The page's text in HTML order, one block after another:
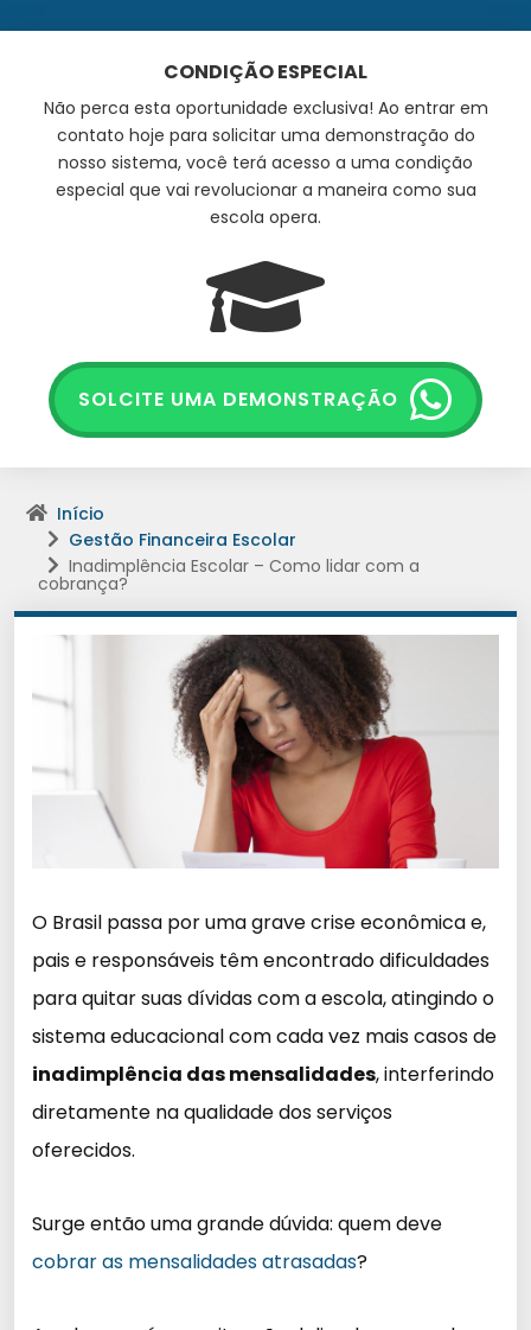
CONDIÇÃO ESPECIAL
Não perca esta oportunidade exclusiva! Ao entrar em
contato hoje para solicitar uma demonstração do
nosso sistema, você terá acesso a uma condição
especial que vai revolucionar a maneira como sua
escola opera.
SOLCITE UMA DEMONSTRAÇÃO
Início
Gestão Financeira Escolar
Inadimplência Escolar – Como lidar com a
cobrança?
O Brasil passa por uma grave crise econômica e,
pais e responsáveis têm encontrado dificuldades
para quitar suas dívidas com a escola, atingindo o
sistema educacional com cada vez mais casos de
inadimplência das mensalidades, interferindo
diretamente na qualidade dos serviços
oferecidos.
Surge então uma grande dúvida: quem deve
cobrar as mensalidades atrasadas?